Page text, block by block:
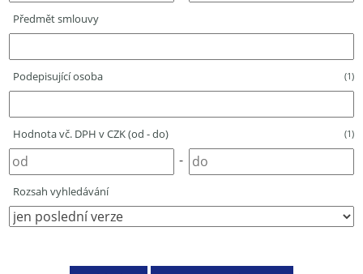
Předmět smlouvy
Podepisující osoba (1)
Hodnota vč. DPH v CZK (od - do) (1)
-
Rozsah vyhledávání